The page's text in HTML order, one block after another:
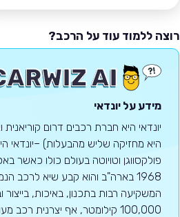
רוצה ללמוד עוד על הרכב?
מידע על יונדאי
יונדאי היא חברת רכבים דרום
היא מחזיקה שליש מהבעלות) –יונדאי
100,000 קילומטר, אף יצרנית